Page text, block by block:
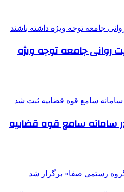
روانی جامعه توجه ویژه
در سامانه سامع قوه قضاییه